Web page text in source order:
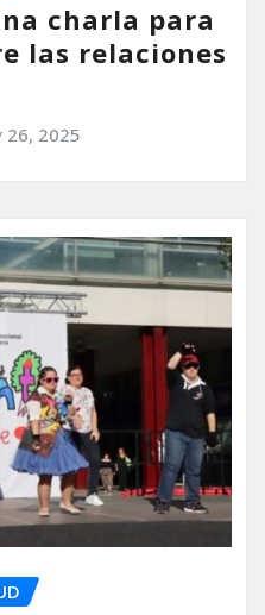
charla para
las relaciones
26, 2025